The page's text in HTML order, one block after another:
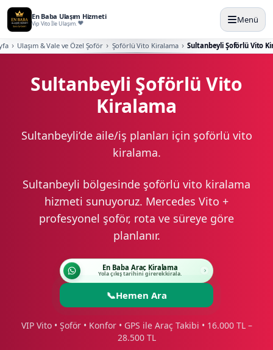
En Baba Ulaşım Hizmeti
Vip Vito İle Ulaşım. Menü
Ulaşım & Vale ve Özel Şoför Şoförlü Vito Kiralama Sultanbeyli Şoförlü Vito
Sultanbeyli Şoförlü Vito
Kiralama
Sultanbeyli’de aile/iş planları için şoförlü vito
kiralama.
Sultanbeyli bölgesinde şoförlü vito kiralama
hizmeti sunuyoruz. Mercedes Vito +
profesyonel şoför, rota ve süreye göre
planlanır.
En Baba Araç Kiralama
Yola çıkış tarihini girerek kirala.
📞Hemen Ara
VIP Vito • Şoför • Konfor • GPS ile Araç Takibi • 16.000 TL –
28.500 TL